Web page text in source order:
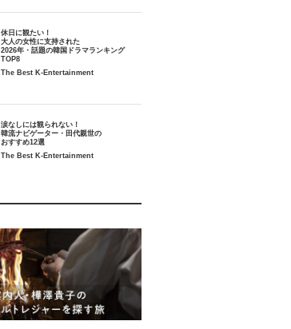
休日に観たい！
大人の女性に支持された
2026年・話題の韓国ドラマランキング
TOP8
The Best K-Entertainment
涙なしには観られない！
韓流ナビゲーター・田代親世の
おすすめ12選
The Best K-Entertainment